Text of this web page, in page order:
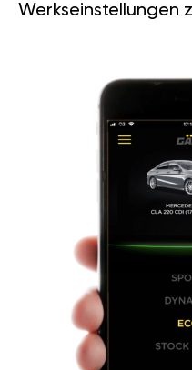
Werkseinstellungen